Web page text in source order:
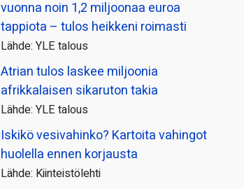
vuonna noin 1,2 miljoonaa euroa
tappiota – tulos heikkeni roimasti
Lähde: YLE talous
Atrian tulos laskee miljoonia
afrikkalaisen sikaruton takia
Lähde: YLE talous
Iskikö vesivahinko? Kartoita vahingot
huolella ennen korjausta
Lähde: Kiinteistölehti